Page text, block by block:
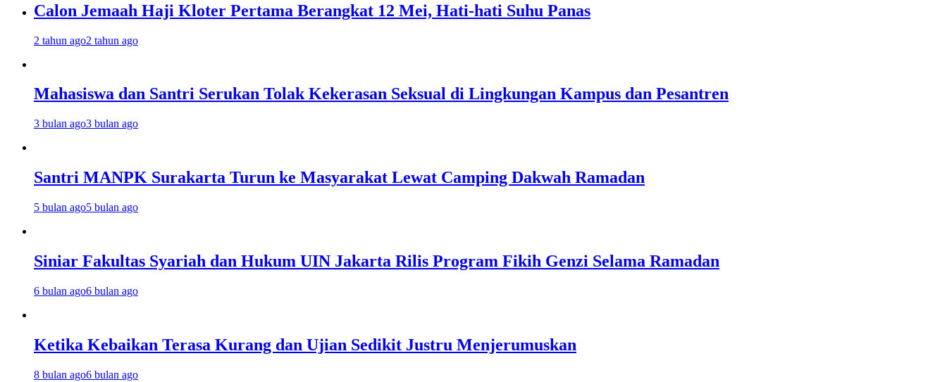
Calon Jemaah Haji Kloter Pertama Berangkat 12 Mei, Hati-hati Suhu Panas
2 tahun ago2 tahun ago
Mahasiswa dan Santri Serukan Tolak Kekerasan Seksual di Lingkungan Kampus dan Pesantren
3 bulan ago3 bulan ago
Santri MANPK Surakarta Turun ke Masyarakat Lewat Camping Dakwah Ramadan
5 bulan ago5 bulan ago
Siniar Fakultas Syariah dan Hukum UIN Jakarta Rilis Program Fikih Genzi Selama Ramadan
6 bulan ago6 bulan ago
Ketika Kebaikan Terasa Kurang dan Ujian Sedikit Justru Menjerumuskan
8 bulan ago6 bulan ago